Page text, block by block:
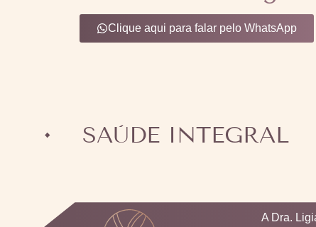
Clique aqui para falar pelo WhatsApp
SAÙDE INTEGRAL
A Dra.